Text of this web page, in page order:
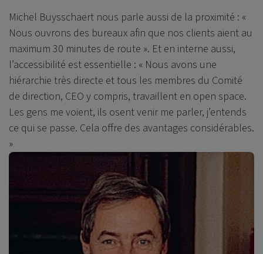
Michel Buysschaert nous parle aussi de la proximité : «
Nous ouvrons des bureaux afin que nos clients aient au
maximum 30 minutes de route ». Et en interne aussi,
l’accessibilité est essentielle : « Nous avons une
hiérarchie très directe et tous les membres du Comité
de direction, CEO y compris, travaillent en open space.
Les gens me voient, ils osent venir me parler, j’entends
ce qui se passe. Cela offre des avantages considérables.
»